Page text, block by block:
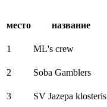
место название
1 ML's crew
2
Soba Gamblers
3
SV Jazepa klosteris